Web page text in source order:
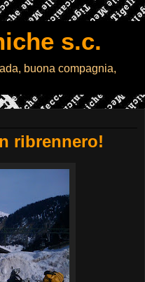
s.c.
buona compagnia,
ribrennero!